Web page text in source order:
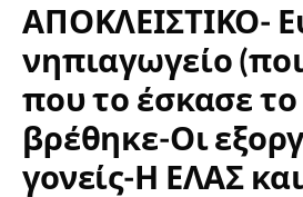
ΑΠΟΚΛΕΙΣΤΙΚΟ-
νηπιαγωγείο
που το έσκασε
βρέθηκε-Οι
γονείς-Η ΕΛΑΣ